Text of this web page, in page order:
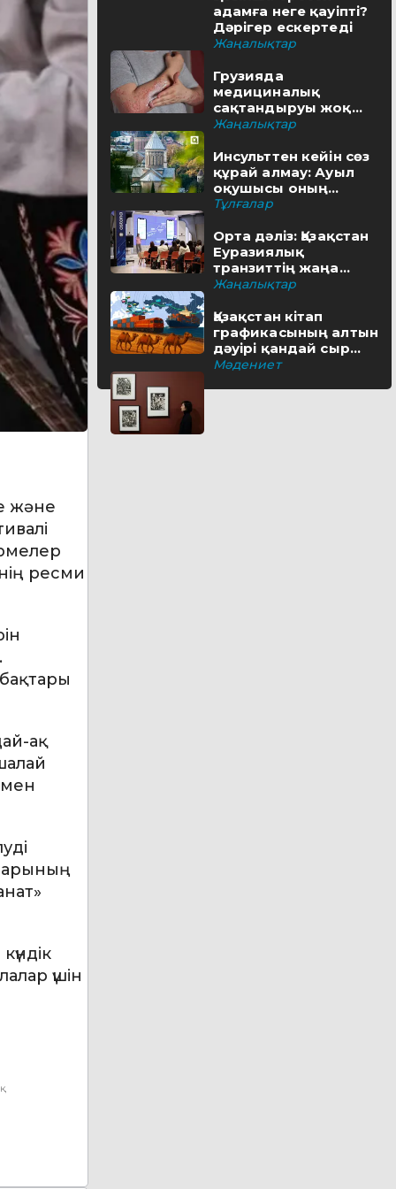
және
ресми
ақ
үшін
адамға неге қауіпті?
Дәрігер ескертеді
Жаңалықтар
Грузияда
медициналық
сақтандыруы жоқ
туристерге айыппұл
Жаңалықтар
Инсульттен кейін сөз
құрай алмау: Ауыл
оқушысы оның
шешімін тапты
Тұлғалар
Орта дәліз: Қазақстан
Еуразиялық
транзиттің жаңа
бағытын қалай салып
Жаңалықтар
Қазақстан кітап
графикасының алтын
дәуірі қандай сыр
бүгіп жатыр?
Мәдениет